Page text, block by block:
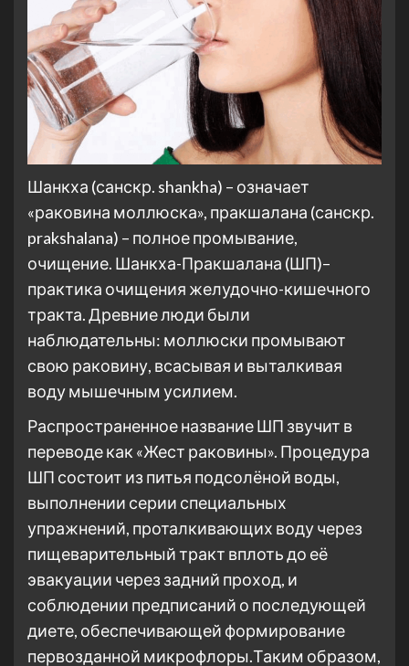
Шанкха (санскр. shankha) – означает
«раковина моллюска», пракшалана (санскр.
prakshalana) – полное промывание,
очищение. Шанкха-Пракшалана (ШП)–
практика очищения желудочно-кишечного
тракта. Древние люди были
наблюдательны: моллюски промывают
свою раковину, всасывая и выталкивая
воду мышечным усилием.
Распространенное название ШП звучит в
переводе как «Жест раковины». Процедура
ШП состоит из питья подсолёной воды,
выполнении серии специальных
упражнений, проталкивающих воду через
пищеварительный тракт вплоть до её
эвакуации через задний проход, и
соблюдении предписаний о последующей
диете, обеспечивающей формирование
первозданной микрофлоры.Таким образом,